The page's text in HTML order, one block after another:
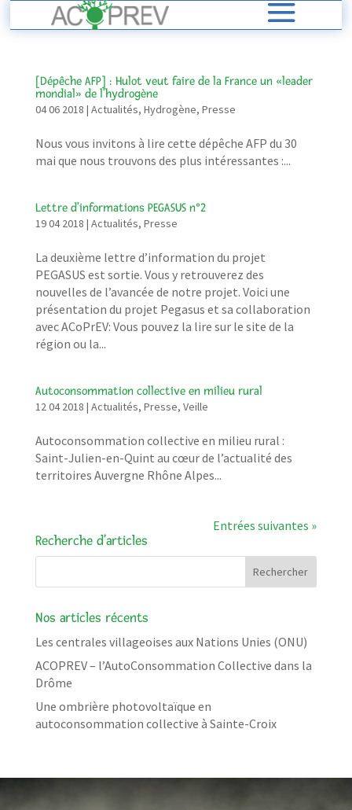
[Dépêche AFP] : Hulot veut faire de la France un «leader
mondial» de l’hydrogène
04 06 2018 | Actualités, Hydrogène, Presse
Nous vous invitons à lire cette dépêche AFP du 30
mai que nous trouvons des plus intéressantes :...
Lettre d’informations PEGASUS n°2
19 04 2018 | Actualités, Presse
La deuxième lettre d’information du projet
PEGASUS est sortie. Vous y retrouverez des
nouvelles de l’avancée de notre projet. Voici une
présentation du projet Pegasus et sa collaboration
avec ACoPrEV: Vous pouvez la lire sur le site de la
région ou la...
Autoconsommation collective en milieu rural
12 04 2018 | Actualités, Presse, Veille
Autoconsommation collective en milieu rural :
Saint-Julien-en-Quint au cœur de l’actualité des
territoires Auvergne Rhône Alpes...
Entrées suivantes »
Recherche d’articles
Nos articles récents
Les centrales villageoises aux Nations Unies (ONU)
ACOPREV – l’AutoConsommation Collective dans la
Drôme
Une ombrière photovoltaïque en
autoconsommation collective à Sainte-Croix